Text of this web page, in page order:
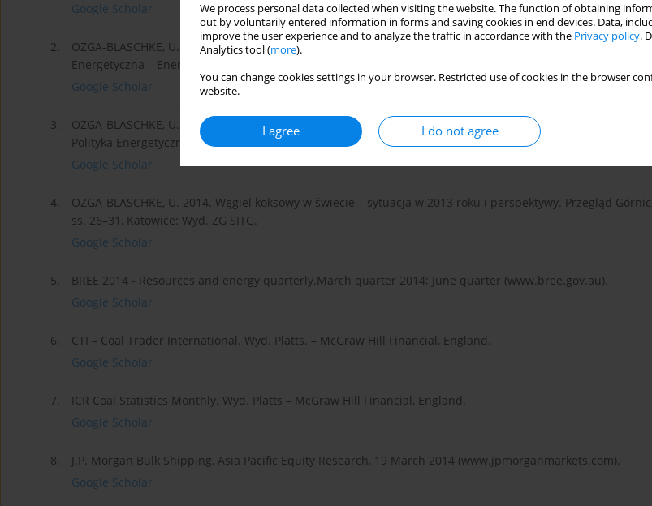
We process personal data collected when visiting the website. The function of obtaining
out by voluntarily entered information in forms and saving cookies in end devices. Data,
improve the user experience and to analyze the traffic in accordance with the Privacy policy.
Analytics tool (more).
You can change cookies settings in your browser. Restricted use of cookies in the browser
website.
I agree I do not agree
Google Scholar
2.
OZGA-BLASCHKE, U. 2012. Rozwój rynku węgli koksowych na tle sytuacji gospodarczej na świecie. Polityka
Energetyczna – Energy Policy Journal t. 16, z. 4. Kraków: Wyd. Instytutu GSMiE PAN, s. 255–267.
Google Scholar
3.
OZGA-BLASCHKE, U. 2013. Ceny węgla koksowego na runku międzynarodowym – sytuacja bieżąca i
Polityka Energetyczna – Energy Policy Journal t. 15, z. 4, Kraków: Wyd. Instytutu GSMiE PAN, s. 139–149.
Google Scholar
4.
OZGA-BLASCHKE, U. 2014. Węgiel koksowy w świecie – sytuacja w 2013 roku i perspektywy. Przegląd
ss. 26–31, Katowice: Wyd. ZG SITG.
Google Scholar
5.
BREE 2014 - Resources and energy quarterly.March quarter 2014; June quarter (www.bree.gov.au).
Google Scholar
6.
CTI – Coal Trader International. Wyd. Platts. – McGraw Hill Financial, England.
Google Scholar
7.
ICR Coal Statistics Monthly. Wyd. Platts – McGraw Hill Financial, England.
Google Scholar
8.
J.P. Morgan Bulk Shipping, Asia Pacific Equity Research, 19 March 2014 (www.jpmorganmarkets.com).
Google Scholar